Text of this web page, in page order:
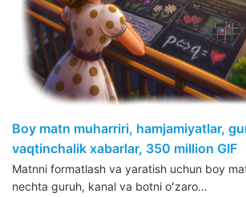
Boy matn muharriri, hamjamiyatlar,
vaqtinchalik xabarlar, 350 million GIF
Matnni formatlash va yaratish uchun boy
nechta guruh, kanal va botni oʻzaro…